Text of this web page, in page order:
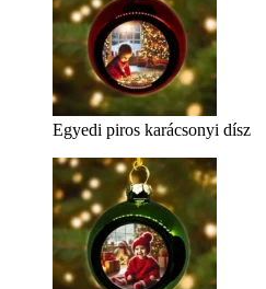
Egyedi piros karácsonyi dísz